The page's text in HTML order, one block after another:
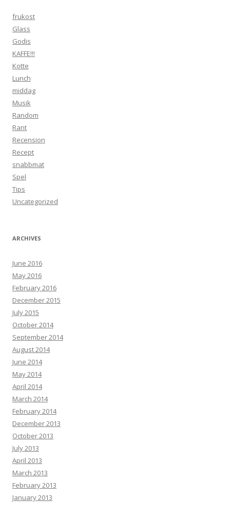
frukost
Glass
Godis
KAFFE!!!
Kotte
Lunch
middag
Musik
Random
Rant
Recension
Recept
snabbmat
Spel
Tips
Uncategorized
ARCHIVES
June 2016
May 2016
February 2016
December 2015
July 2015
October 2014
September 2014
August 2014
June 2014
May 2014
April 2014
March 2014
February 2014
December 2013
October 2013
July 2013
April 2013
March 2013
February 2013
January 2013